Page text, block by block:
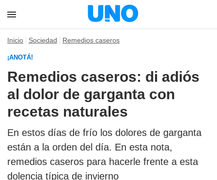
Inicio Sociedad Remedios caseros
¡ANOTÁ!
Remedios caseros: di adiós
al dolor de garganta con
recetas naturales
En estos días de frío los dolores de garganta
están a la orden del día. En esta nota,
remedios caseros para hacerle frente a esta
dolencia típica de invierno